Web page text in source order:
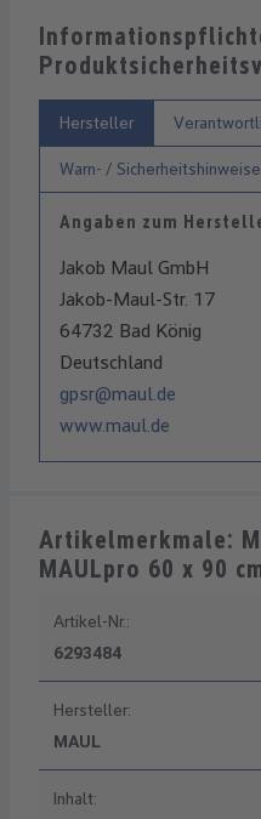
Hersteller
Warn- / Sicherheitshinweise
Angaben zum
Jakob Maul GmbH
Jakob-Maul-Str. 17
64732 Bad König
Deutschland
gpsr@maul.de
www.maul.de
Artikelmerkmale:
MAULpro 60 x 90
Artikel-Nr.:
6293484
Hersteller:
MAUL
Inhalt: